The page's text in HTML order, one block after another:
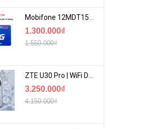
Mobifone 12MDT150 | Sim Chuyên 4G Mobifone Dung Lượng Cao 500GB/Tháng Gói 1 Năm
1.300.000₫
1.550.000₫
ZTE U30 Pro | WiFi Di Động 5G Tốc Độ Lên Đến 500Mbps, Màn Hình Cảm Ứng
3.250.000₫
4.150.000₫